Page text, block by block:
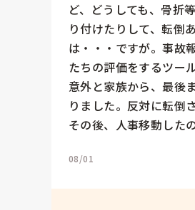
ど、どうしても、骨折
り付けたりして、転倒
は・・・ですが。事故
たちの評価をするツー
意外と家族から、最後
りました。反対に転倒
その後、人事移動した
08/01